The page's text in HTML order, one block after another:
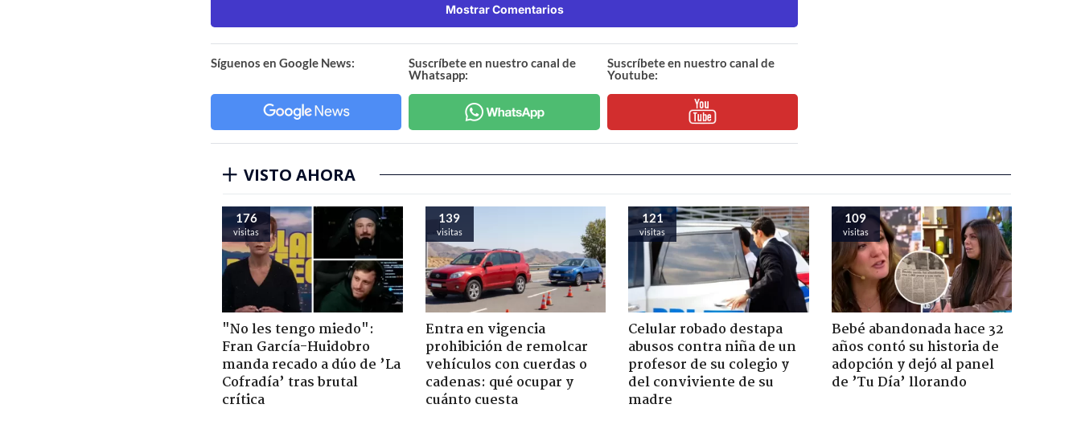
Mostrar Comentarios
Síguenos en Google News:
Suscríbete en nuestro canal de
Whatsapp:
Suscríbete en nuestro canal de
Youtube:
VISTO AHORA
176
visitas
"No les tengo miedo":
Fran García-Huidobro
manda recado a dúo de ’La
Cofradía’ tras brutal
crítica
139
visitas
Entra en vigencia
prohibición de remolcar
vehículos con cuerdas o
cadenas: qué ocupar y
cuánto cuesta
121
visitas
Celular robado destapa
abusos contra niña de un
profesor de su colegio y
del conviviente de su
madre
109
visitas
Bebé abandonada hace 32
años contó su historia de
adopción y dejó al panel
de ’Tu Día’ llorando